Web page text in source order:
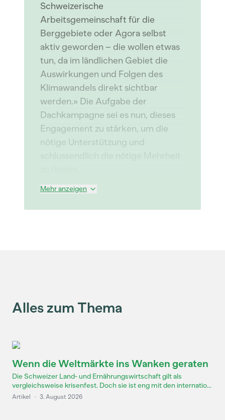
Schweizerische
Arbeitsgemeinschaft für die
Berggebiete oder Agora selbst
aktiv geworden – die wollen etwas
tun, da im ländlichen Gebiet die
Auswirkungen und Folgen des
Klimawandels direkt sichtbar
werden.» Die Aufgabe der
Dachkampagne sei es nun, dieses
Engagement zu stärken, um die
nötige Unterstützung und
Mehr anzeigen
Alles zum Thema
Wenn die Weltmärkte ins Wanken geraten
Die Schweizer Land- und Ernährungswirtschaft gilt als
vergleichsweise krisenfest. Doch sie ist eng mit den internatio...
Artikel · 3. August 2026